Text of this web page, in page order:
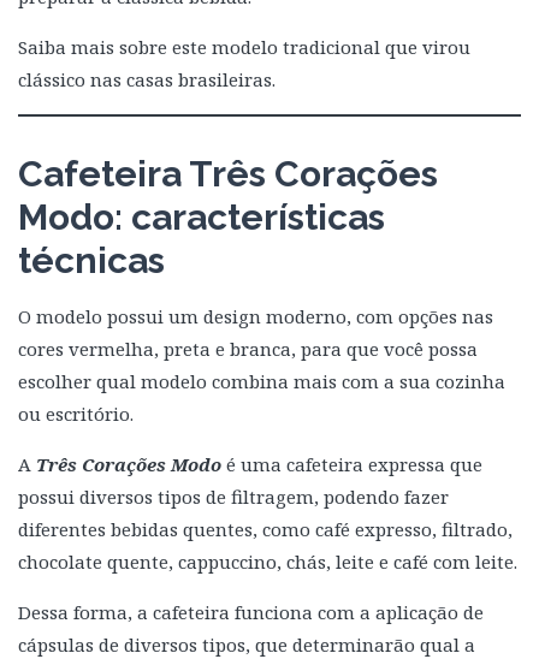
Saiba mais sobre este modelo tradicional que virou
clássico nas casas brasileiras.
Cafeteira Três Corações
Modo: características
técnicas
O modelo possui um design moderno, com opções nas
cores vermelha, preta e branca, para que você possa
escolher qual modelo combina mais com a sua cozinha
ou escritório.
A Três Corações Modo é uma cafeteira expressa que
possui diversos tipos de filtragem, podendo fazer
diferentes bebidas quentes, como café expresso, filtrado,
chocolate quente, cappuccino, chás, leite e café com leite.
Dessa forma, a cafeteira funciona com a aplicação de
cápsulas de diversos tipos, que determinarão qual a